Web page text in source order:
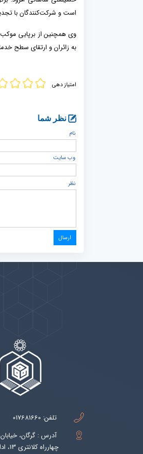
است و شرکت‌کنندگان با
وی همچنین از برپایی
به زائران و ارتقای سطح
امتیاز دهی
نظر شما
نام
وب سایت
نظر
تلفن: 017681660
آدرس : گرگان،